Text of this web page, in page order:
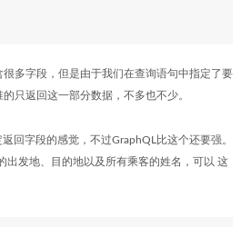
多字段，但是由于我们在查询语句中指定了要
只返回这一部分数据，不多也不少。
回字段的感觉，不过GraphQL比这个还要强。
出发地、目的地以及所有乘客的姓名，可以 这